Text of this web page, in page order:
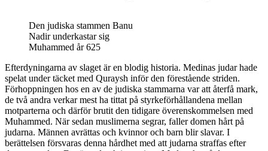
Den judiska stammen Banu
Nadir underkastar sig
Muhammed år 625
Efterdyningarna av slaget är en blodig historia. Medinas judar hade
spelat under täcket med Quraysh inför den förestående striden.
Förhoppningen hos en av de judiska stammarna var att återfå mark,
de två andra verkar mest ha tittat på styrkeförhållandena mellan
motparterna och därför brutit den tidigare överenskommelsen med
Muhammed. När sedan muslimerna segrar, faller domen hårt på
judarna. Männen avrättas och kvinnor och barn blir slavar. I
berättelsen försvaras denna hårdhet med att judarna straffas efter